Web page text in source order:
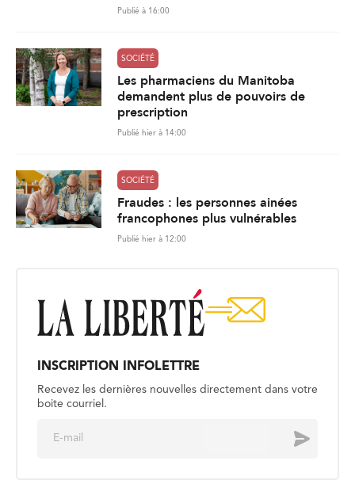
Publié à 16:00
SOCIÉTÉ
Les pharmaciens du Manitoba
demandent plus de pouvoirs de
prescription
Publié hier à 14:00
SOCIÉTÉ
Fraudes : les personnes ainées
francophones plus vulnérables
Publié hier à 12:00
INSCRIPTION INFOLETTRE
Recevez les dernières nouvelles directement dans votre
boite courriel.
Envoyer